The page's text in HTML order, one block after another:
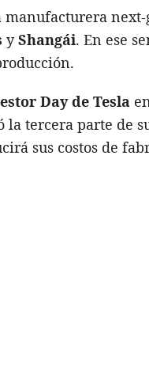
yShangái. En ese
Day de Tesla
la tercera parte de
sus costos de